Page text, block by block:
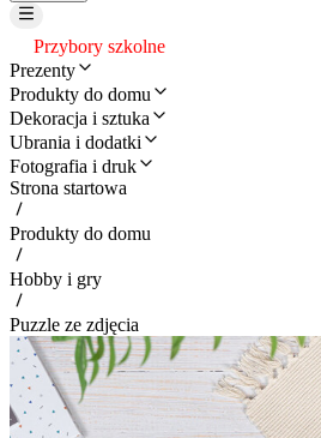
Przybory szkolne
Prezenty
Produkty do domu
Dekoracja i sztuka
Ubrania i dodatki
Fotografia i druk
Strona startowa
Produkty do domu
Hobby i gry
Puzzle ze zdjęcia